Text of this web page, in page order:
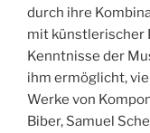
durch ihre
mit künstlerischer
Kenntnisse der
ihm ermöglicht,
Werke von
Biber, Samuel